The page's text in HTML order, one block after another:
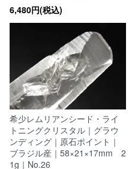
6,480円(税込)
希少レムリアンシード・ライ
トニングクリスタル｜グラウ
ンディング｜原石ポイント｜
ブラジル産｜58×21×17mm 2
1g｜No.26